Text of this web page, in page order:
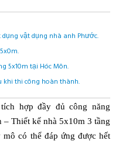
vật dụng nhà anh Phước.
5x10m tại Hóc Môn.
khi thi công hoàn thành.
hợp đầy đủ công năng
Thiết kế nhà 5x10m 3 tầng
có thể đáp ứng được hết